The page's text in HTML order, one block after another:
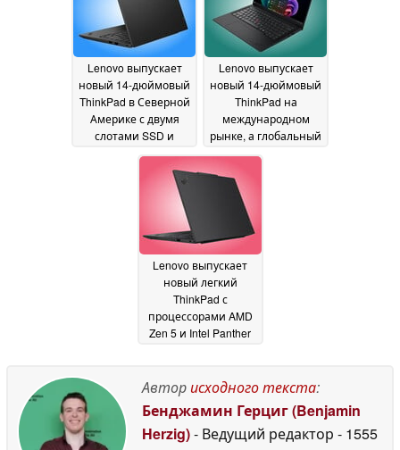
Lenovo выпускает
новый 14-дюймовый
ThinkPad в Северной
Америке с двумя
слотами SSD и
оперативной
23 May 2026
Lenovo выпускает
новый 14-дюймовый
ThinkPad на
международном
рынке, а глобальный
ближайшее время
Lenovo выпускает
новый легкий
ThinkPad с
процессорами AMD
Zen 5 и Intel Panther
Авторисходного текста:
Бенджамин Герциг (Benjamin
Herzig)- Ведущий редактор - 1555